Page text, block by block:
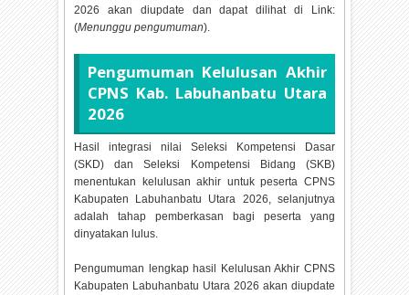
2026 akan diupdate dan dapat dilihat di Link:
(Menunggu pengumuman).
Pengumuman Kelulusan Akhir
CPNS Kab. Labuhanbatu Utara
2026
Hasil integrasi nilai Seleksi Kompetensi Dasar
(SKD) dan Seleksi Kompetensi Bidang (SKB)
menentukan kelulusan akhir untuk peserta CPNS
Kabupaten Labuhanbatu Utara 2026, selanjutnya
adalah tahap pemberkasan bagi peserta yang
dinyatakan lulus.
Pengumuman lengkap hasil Kelulusan Akhir CPNS
Kabupaten Labuhanbatu Utara 2026 akan diupdate